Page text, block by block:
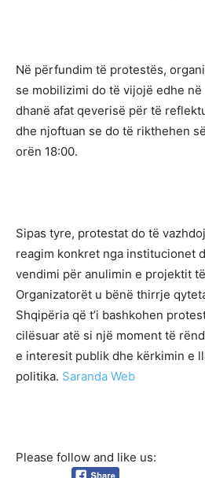
Në përfundim të protestës,
se mobilizimi do të vijojë edhe
dhanë afat qeverisë për të
dhe njoftuan se do të rikthehen
orën 18:00.
Sipas tyre, protestat do të
reagim konkret nga institucionet
vendimi për anulimin e projektit
Organizatorët u bënë thirrje
Shqipëria që t’i bashkohen
cilësuar atë si një moment të
e interesit publik dhe kërkimin e
politika. Saranda Web
Please follow and like us: